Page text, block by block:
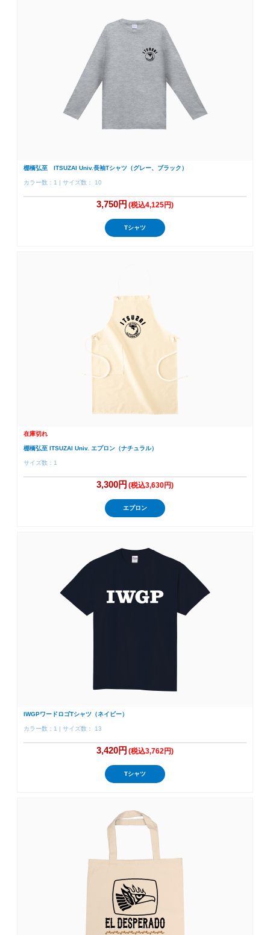
棚橋弘至 ITSUZAI Univ.長袖Tシャツ（グレー、ブラック）
カラー数：1 | サイズ数： 10
3,750円 (税込4,125円)
Tシャツ
在庫切れ
棚橋弘至 ITSUZAI Univ. エプロン（ナチュラル）
サイズ数：1
3,300円 (税込3,630円)
エプロン
IWGPワードロゴTシャツ（ネイビー）
カラー数：1 | サイズ数： 13
3,420円 (税込3,762円)
Tシャツ